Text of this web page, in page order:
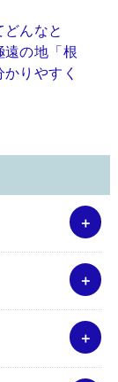
んなと
の地「根
りやすく